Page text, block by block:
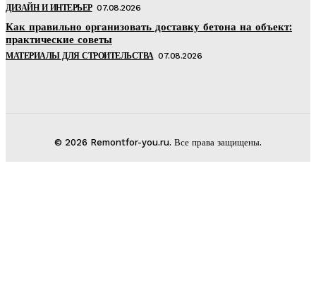
ДИЗАЙН И ИНТЕРЬЕР 07.08.2026
Как правильно организовать доставку бетона на объект:
практические советы
МАТЕРИАЛЫ ДЛЯ СТРОИТЕЛЬСТВА 07.08.2026
© 2026 Remontfor-you.ru. Все права защищены.